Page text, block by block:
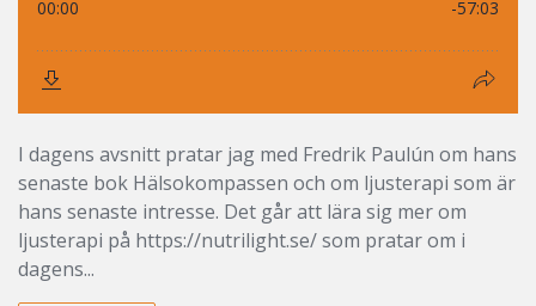
I dagens avsnitt pratar jag med Fredrik Paulún om hans
senaste bok Hälsokompassen och om ljusterapi som är
hans senaste intresse. Det går att lära sig mer om
ljusterapi på https://nutrilight.se/ som pratar om i
dagens...